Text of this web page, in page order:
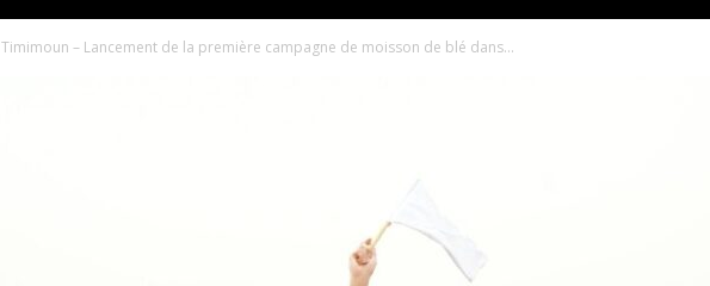
Timimoun – Lancement de la première campagne de moisson de blé dans...